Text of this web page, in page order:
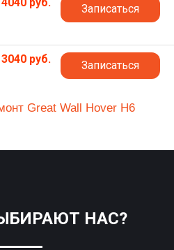
Записаться
руб. Записаться
Great Wall Hover H6
НАС?